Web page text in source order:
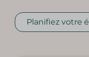
Planifiez votre